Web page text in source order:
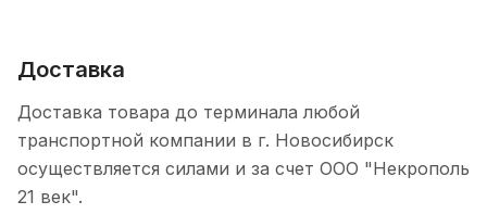
Доставка
Доставка товара до терминала любой
транспортной компании в г. Новосибирск
осуществляется силами и за счет ООО "Некрополь
21 век".